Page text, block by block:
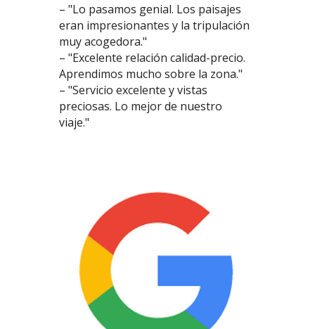
– "Lo pasamos genial. Los paisajes
eran impresionantes y la tripulación
muy acogedora."
– "Excelente relación calidad-precio.
Aprendimos mucho sobre la zona."
– "Servicio excelente y vistas
preciosas. Lo mejor de nuestro
viaje."